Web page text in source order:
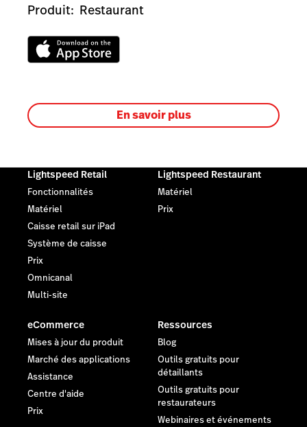
Produit: Restaurant
En savoir plus
Lightspeed Retail
Fonctionnalités
Matériel
Caisse retail sur iPad
Système de caisse
Prix
Omnicanal
Multi-site
Lightspeed Restaurant
Matériel
Prix
eCommerce
Mises à jour du produit
Marché des applications
Assistance
Centre d'aide
Prix
Ressources
Blog
Outils gratuits pour
détaillants
Outils gratuits pour
restaurateurs
Webinaires et événements